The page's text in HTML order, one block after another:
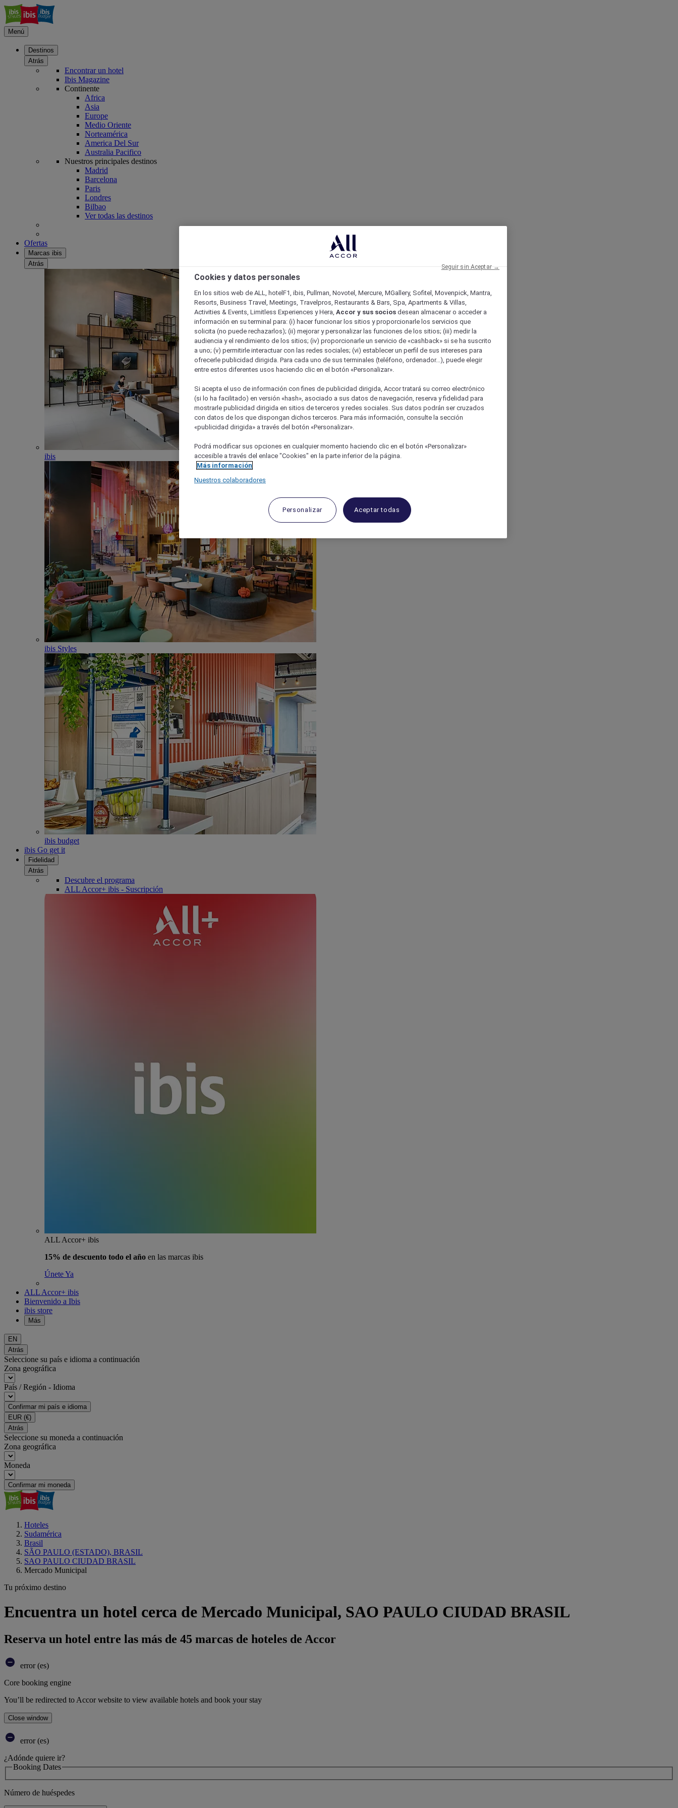
Menú
Destinos
Atrás
Encontrar un hotel
Ibis Magazine
Continente
Africa
Asia
Europe
Medio Oriente
Norteamérica
America Del Sur
Australia Pacifico
Nuestros principales destinos
Madrid
Barcelona
Paris
Londres
Bilbao
Ver todas las destinos
Ofertas
Marcas ibis
Atrás
ibis
ibis Styles
ibis budget
ibis Go get it
Fidelidad
Atrás
Descubre el programa
ALL Accor+ ibis - Suscripción
ALL Accor+ ibis
15% de descuento todo el año en las marcas ibis
Únete Ya
ALL Accor+ ibis
Bienvenido a Ibis
ibis store
Más
EN
Atrás
Seleccione su país e idioma a continuación
Zona geográfica
País / Región - Idioma
Confirmar mi país e idioma
EUR (€)
Atrás
Seleccione su moneda a continuación
Zona geográfica
Moneda
Confirmar mi moneda
Hoteles
Sudamérica
Brasil
SÃO PAULO (ESTADO), BRASIL
SAO PAULO CIUDAD BRASIL
Mercado Municipal
Tu próximo destino
Encuentra un hotel cerca de Mercado Municipal, SAO PAULO CIUDAD BRASIL
Reserva un hotel entre las más de 45 marcas de hoteles de Accor
error (es)
Core booking engine
You’ll be redirected to Accor website to view available hotels and book your stay
Close window
error (es)
¿Adónde quiere ir?
Booking Dates
Número de huéspedes
Cookies y datos personales
En los sitios web de ALL, hotelF1, ibis, Pullman, Novotel, Mercure, MGallery, Sofitel, Movenpick, Mantra,
Resorts, Business Travel, Meetings, Travelpros, Restaurants & Bars, Spa, Apartments & Villas,
Activities & Events, Limitless Experiences y Hera, Accor y sus socios desean almacenar o acceder a
información en su terminal para: (i) hacer funcionar los sitios y proporcionarle los servicios que
solicita (no puede rechazarlos); (ii) mejorar y personalizar las funciones de los sitios; (iii) medir la
audiencia y el rendimiento de los sitios; (iv) proporcionarle un servicio de «cashback» si se ha suscrito
a uno; (v) permitirle interactuar con las redes sociales; (vi) establecer un perfil de sus intereses para
ofrecerle publicidad dirigida. Para cada uno de sus terminales (teléfono, ordenador...), puede elegir
entre estos diferentes usos haciendo clic en el botón «Personalizar».
Si acepta el uso de información con fines de publicidad dirigida, Accor tratará su correo electrónico
(si lo ha facilitado) en versión «hash», asociado a sus datos de navegación, reserva y fidelidad para
mostrarle publicidad dirigida en sitios de terceros y redes sociales. Sus datos podrán ser cruzados
con datos de los que dispongan dichos terceros. Para más información, consulte la sección
«publicidad dirigida» a través del botón «Personalizar».
Podrá modificar sus opciones en cualquier momento haciendo clic en el botón «Personalizar»
accesible a través del enlace "Cookies" en la parte inferior de la página.
Más información
Nuestros colaboradores
Personalizar Aceptar todas
Seguir sin Aceptar →